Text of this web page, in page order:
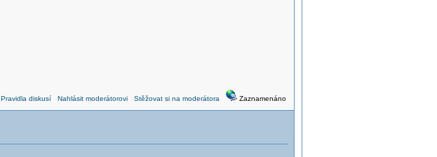
Pravidla diskusí Nahlásit moderátorovi Stěžovat si na moderátora Zaznamenáno